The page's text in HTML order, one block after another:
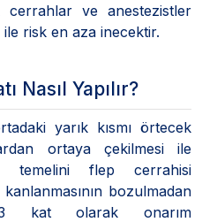
cerrahlar ve anestezistler
ile risk en aza inecektir.
Nasıl Yapılır?
yarık kısmı örtecek
ortaya çekilmesi ile
temelini flep cerrahisi
bozulmadan
3 kat olarak onarım